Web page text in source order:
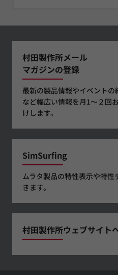
村田製作所メール
マガジンの登録
最新の製品情報やイベントの
など幅広い情報を月1～２回
けします。
SimSurfing
ムラタ製品の特性表示や特
きます。
村田製作所ウェブサイト